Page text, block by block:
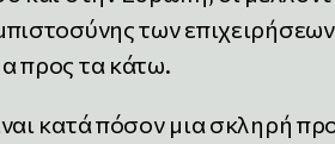
των
προς τα κάτω.
κατά πόσον μια σκληρή